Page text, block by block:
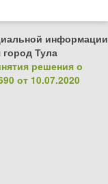
информации
Тула
решения о
от 10.07.2020